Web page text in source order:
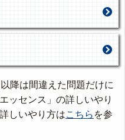
降は間違えた問題だけに
ッセンス」の詳しいやり
しいやり方はこちら を参